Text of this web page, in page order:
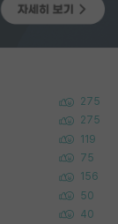
275
275
119
75
156
50
40